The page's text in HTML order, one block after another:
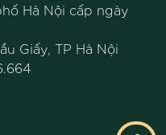
Hà Nội cấp ngày
Giấy, TP Hà Nội